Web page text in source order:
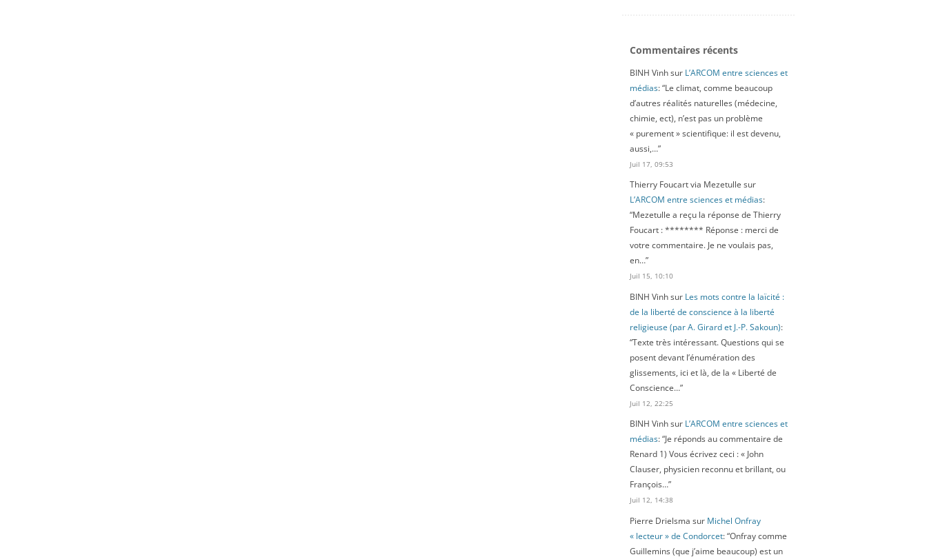
Commentaires récents
BINH Vinhsur L’ARCOM entre sciences et
médias: “Le climat, comme beaucoup
d’autres réalités naturelles (médecine,
chimie, ect), n’est pas un problème
« purement » scientifique: il est devenu,
aussi,…”
Juil 17, 09:53
Thierry Foucart via Mezetulle sur
L’ARCOM entre sciences et médias:
“Mezetulle a reçu la réponse de Thierry
Foucart : ******** Réponse : merci de
votre commentaire. Je ne voulais pas,
en…”
Juil 15, 10:10
BINH Vinhsur Les mots contre la laïcité :
de la liberté de conscience à la liberté
religieuse (par A. Girard et J.-P. Sakoun):
“Texte très intéressant. Questions qui se
posent devant l’énumération des
glissements, ici et là, de la « Liberté de
Conscience…”
Juil 12, 22:25
BINH Vinhsur L’ARCOM entre sciences et
médias: “Je réponds au commentaire de
Renard 1) Vous écrivez ceci : « John
Clauser, physicien reconnu et brillant, ou
François…”
Juil 12, 14:38
Pierre Drielsma sur Michel Onfray
« lecteur » de Condorcet: “Onfray comme
Guillemins (que j’aime beaucoup) est un